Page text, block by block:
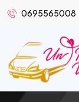
0695565008